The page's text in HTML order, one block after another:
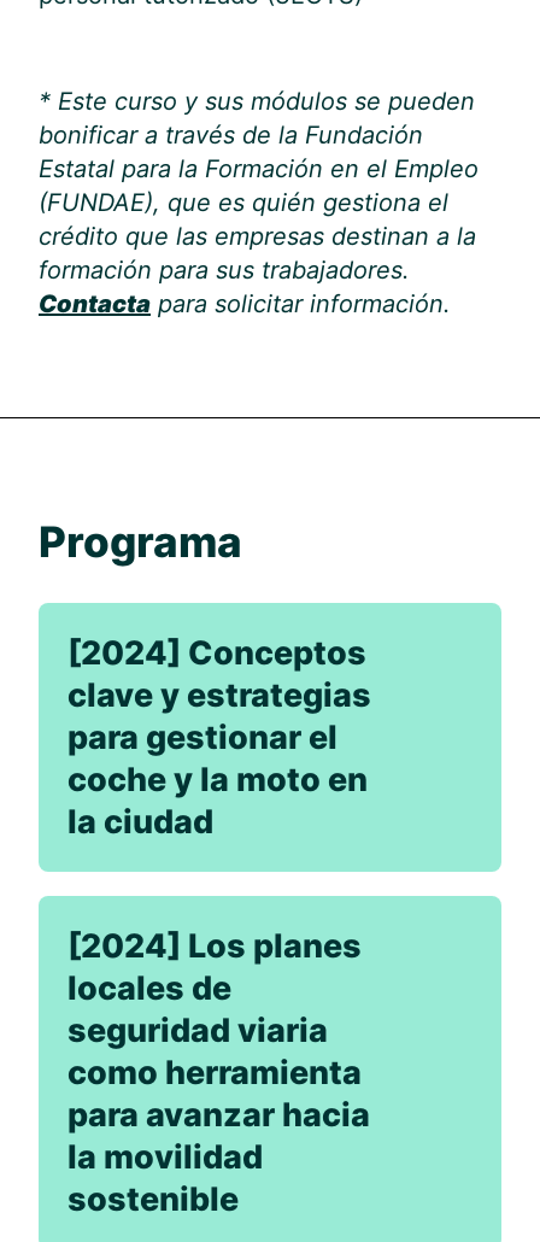
* Este curso y sus módulos se pueden
bonificar a través de la Fundación
Estatal para la Formación en el Empleo
(FUNDAE), que es quién gestiona el
crédito que las empresas destinan a la
formación para sus trabajadores.
Contacta para solicitar información.
Programa
[2024] Conceptos
clave y estrategias
para gestionar el
coche y la moto en
la ciudad
[2024] Los planes
locales de
seguridad viaria
como herramienta
para avanzar hacia
la movilidad
sostenible